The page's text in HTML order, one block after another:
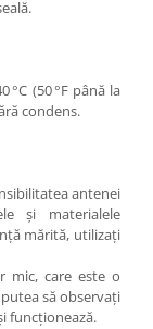
°C (50 °F până la
condens.
antenei
și materialele
mărită, utilizați
mic, care este o
să observați
funcționează.